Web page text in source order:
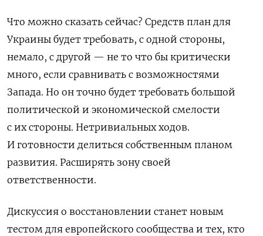
Что можно сказать сейчас? Средств план для
Украины будет требовать, с одной стороны,
немало, с другой — не то что бы критически
много, если сравнивать с возможностями
Запада. Но он точно будет требовать большой
политической и экономической смелости
с их стороны. Нетривиальных ходов.
И готовности делиться собственным планом
развития. Расширять зону своей
ответственности.
Дискуссия о восстановлении станет новым
тестом для европейского сообщества и тех, кто